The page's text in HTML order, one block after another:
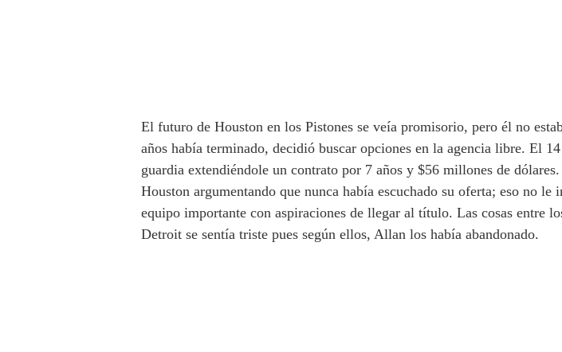
El futuro de Houston en los Pistones se veía promisorio, pero él no
años había terminado, decidió buscar opciones en la agencia libre. El
guardia extendiéndole un contrato por 7 años y $56 millones de
Houston argumentando que nunca había escuchado su oferta; eso no
equipo importante con aspiraciones de llegar al título. Las cosas entre
Detroit se sentía triste pues según ellos, Allan los había abandonado.